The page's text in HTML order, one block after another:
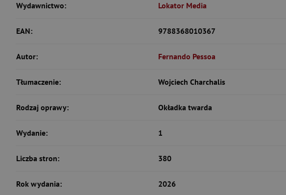
Wydawnictwo: Lokator Media
EAN: 9788368010367
Autor: Fernando Pessoa
Tłumaczenie: Wojciech Charchalis
Rodzaj oprawy: Okładka twarda
Wydanie: 1
Liczba stron: 380
Rok wydania: 2026